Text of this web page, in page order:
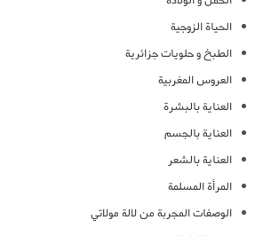
الحياة الزوجية
الطبخ و حلويات جزائرية
العروس المغربية
العناية بالبشرة
العناية بالجسم
العناية بالشعر
المرأة المسلمة
الوصفات المجربة من لالة مولاتي